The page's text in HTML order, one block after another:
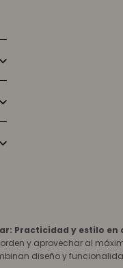
Practicidad y estilo en
y aprovechar al
diseño y